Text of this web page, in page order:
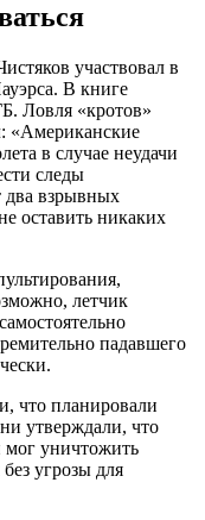
участвовал в
В книге
Ловля «кротов»
«Американские
в случае неудачи
следы
два взрывных
оставить никаких
летчик
падавшего
что планировали
утверждали, что
мог уничтожить
угрозы для